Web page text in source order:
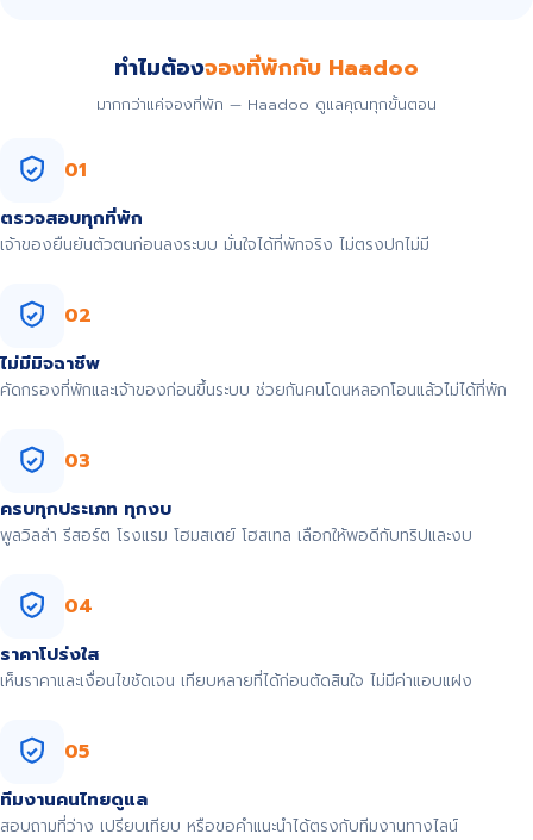
ทำไมต้องจองที่พักกับ Haadoo
มากกว่าแค่จองที่พัก — Haadoo ดูแลคุณทุกขั้นตอน
01
ตรวจสอบทุกที่พัก
เจ้าของยืนยันตัวตนก่อนลงระบบ มั่นใจได้ที่พักจริง ไม่ตรงปกไม่มี
02
ไม่มีมิจฉาชีพ
คัดกรองที่พักและเจ้าของก่อนขึ้นระบบ ช่วยกันคนโดนหลอกโอนแล้วไม่ได้ที่พัก
03
ครบทุกประเภท ทุกงบ
พูลวิลล่า รีสอร์ต โรงแรม โฮมสเตย์ โฮสเทล เลือกให้พอดีกับทริปและงบ
04
ราคาโปร่งใส
เห็นราคาและเงื่อนไขชัดเจน เทียบหลายที่ได้ก่อนตัดสินใจ ไม่มีค่าแอบแฝง
05
ทีมงานคนไทยดูแล
สอบถามที่ว่าง เปรียบเทียบ หรือขอคำแนะนำได้ตรงกับทีมงานทางไลน์